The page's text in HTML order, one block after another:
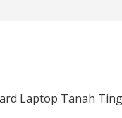
Laptop Tanah